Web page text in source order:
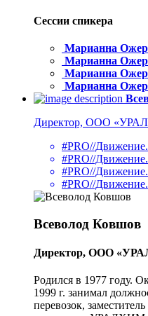
Сессии спикера
Марианна
Марианна
Марианна
Марианна
Директор, ООО
#PRO//
#PRO//
#PRO//
#PRO//
Всеволод Ковшов
Директор, ООО
Родился в 1977 году.
1999 г. занимал
перевозок,